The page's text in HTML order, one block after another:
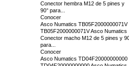
Conector hembra M12 de 5 pines y
90° para...
Conocer
Asco Numatics TB05F2000000071V
TB05F2000000071V Asco Numatics
Conector macho M12 de 5 pines y
para...
Conocer
Asco Numatics TD04F20000000000